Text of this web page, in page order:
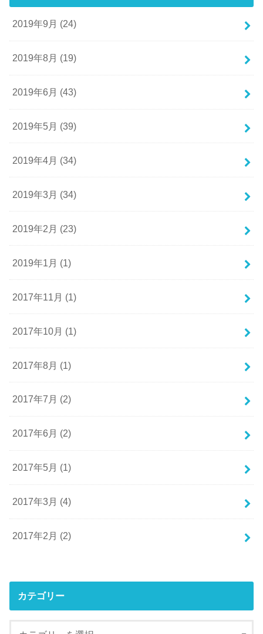
2019年9月 (24)
2019年8月 (19)
2019年6月 (43)
2019年5月 (39)
2019年4月 (34)
2019年3月 (34)
2019年2月 (23)
2019年1月 (1)
2017年11月 (1)
2017年10月 (1)
2017年8月 (1)
2017年7月 (2)
2017年6月 (2)
2017年5月 (1)
2017年3月 (4)
2017年2月 (2)
カテゴリー